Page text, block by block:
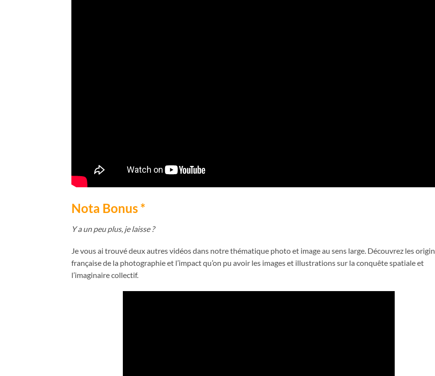
Nota Bonus *
Y a un peu plus, je laisse ?
Je vous ai trouvé deux autres vidéos dans notre thématique photo et image au sens large. Découvrez les
française de la photographie et l’impact qu’on pu avoir les images et illustrations sur la conquête spatiale et
l’imaginaire collectif.